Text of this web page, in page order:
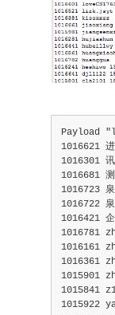
1016621
1016301
1016681
1016723
1016722
1016421
1016781
1016161
1016361
1015901
1015841